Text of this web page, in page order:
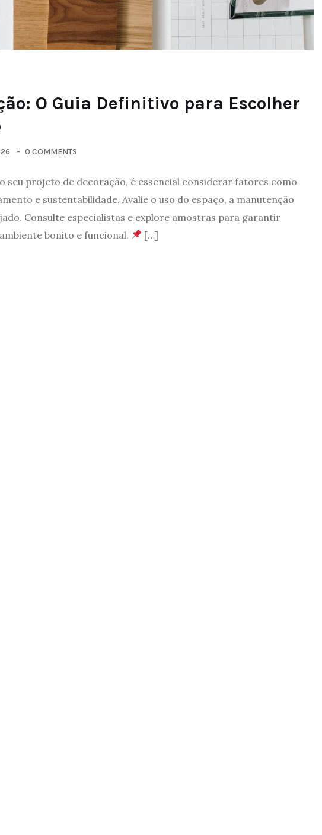
O Guia Definitivo para Escolher
0 COMMENTS
seu projeto de decoração, é essencial considerar fatores como
e sustentabilidade. Avalie o uso do espaço, a manutenção
Consulte especialistas e explore amostras para garantir
bonito e funcional.
[…]